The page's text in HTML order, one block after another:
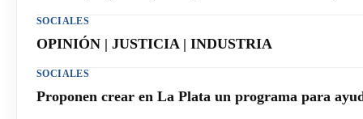
SOCIALES
OPINIÓN | JUSTICIA | INDUSTRIA
SOCIALES
Proponen crear en La Plata un programa para